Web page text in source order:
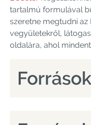
tartalmú formulával
szeretne megtudni az
vegyületekről,
oldalára, ahol
Források